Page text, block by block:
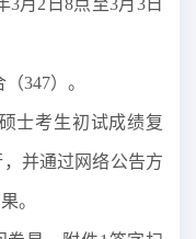
（347） 。
士考生初试成绩复
并通过网络公告方
。